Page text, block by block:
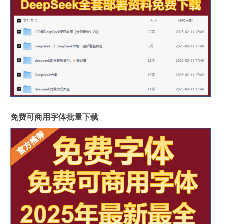
免费可商用字体批量下载